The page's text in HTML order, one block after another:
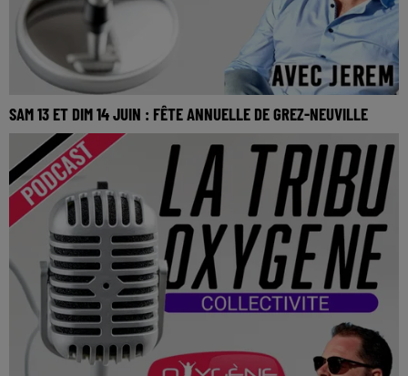
SAM 13 ET DIM 14 JUIN : FÊTE ANNUELLE DE GREZ-NEUVILLE
SAM 13 et DIM 14 Juin : Fête annuelle de Grez-Neuville